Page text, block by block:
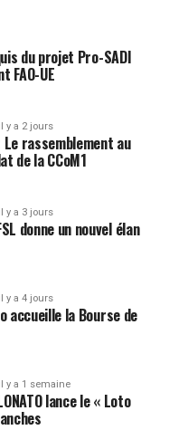
du projet Pro-SADI
FAO-UE
il y a 2 jours
rassemblement au
de la CCoM1
il y a 3 jours
donne un nouvel élan
il y a 4 jours
accueille la Bourse de
il y a 1 semaine
lance le « Loto